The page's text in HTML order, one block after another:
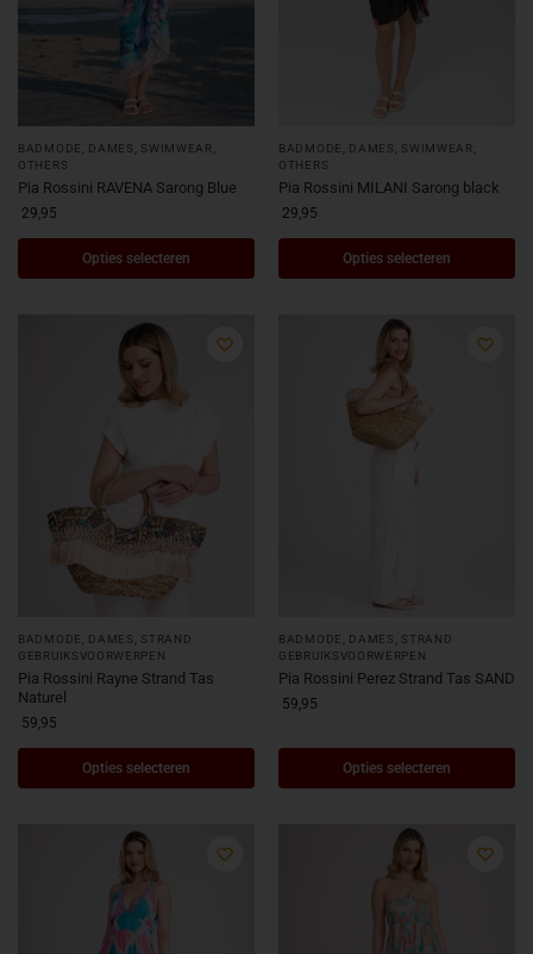
BADMODE DAMES
SWIMWEAR,
OTHERS
Pia Rossini RAVENA Sarong Blue
29,95
Opties selecteren
BADMODE DAMES
SWIMWEAR,
OTHERS
Pia Rossini MILANI Sarong black
29,95
Opties selecteren
BADMODE DAMES
STRAND
GEBRUIKSVOORWERPEN
Pia Rossini Rayne Strand Tas
Naturel
59,95
Opties selecteren
BADMODE DAMES
STRAND
GEBRUIKSVOORWERPEN
Pia Rossini Perez Strand Tas SAND
59,95
Opties selecteren